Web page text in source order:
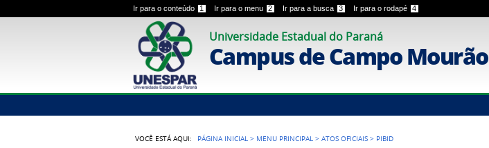
Ir para o conteúdo 1 Ir para o menu 2 Ir para a busca 3 Ir para o rodapé 4
Universidade Estadual do Paraná
Campus de Campo Mourão
VOCÊ ESTÁ AQUI: PÁGINA INICIAL > MENU PRINCIPAL >ATOS OFICIAIS > PIBID